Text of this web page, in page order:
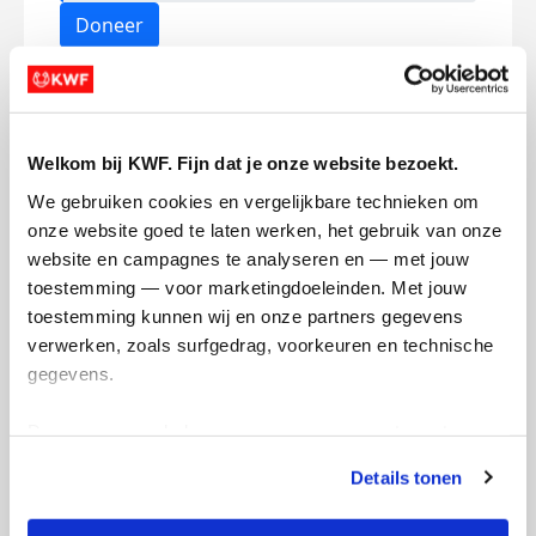
Welkom bij KWF. Fijn dat je onze website bezoekt.
We gebruiken cookies en vergelijkbare technieken om
onze website goed te laten werken, het gebruik van onze
website en campagnes te analyseren en — met jouw
toestemming — voor marketingdoeleinden. Met jouw
toestemming kunnen wij en onze partners gegevens
verwerken, zoals surfgedrag, voorkeuren en technische
gegevens.
tonen. Je kunt je toestemming op elk moment wijzigen of
intrekken via Cookie instellingen onderaan de pagina. De
Details tonen
Doneer